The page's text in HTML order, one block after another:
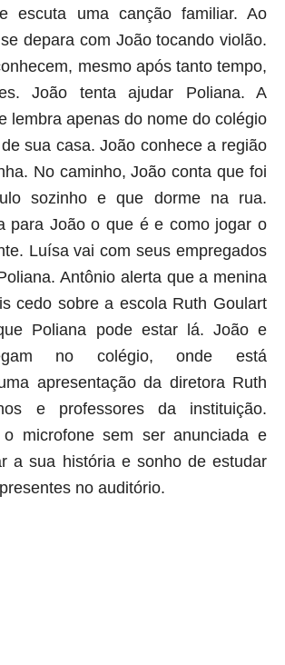
escuta uma canção familiar. Ao
depara com João tocando violão.
mesmo após tanto tempo,
João tenta ajudar Poliana. A
lembra apenas do nome do colégio
sua casa. João conhece a região
No caminho, João conta que foi
sozinho e que dorme na rua.
para João o que é e como jogar o
Luísa vai com seus empregados
Antônio alerta que a menina
cedo sobre a escola Ruth Goulart
Poliana pode estar lá. João e
no colégio, onde está
apresentação da diretora Ruth
e professores da instituição.
o microfone sem ser anunciada e
a sua história e sonho de estudar
no auditório.